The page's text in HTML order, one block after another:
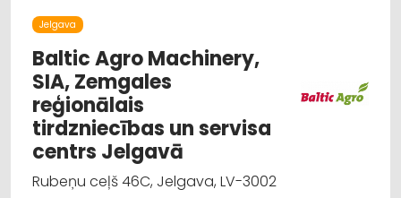
Jelgava
Baltic Agro Machinery,
SIA, Zemgales
reģionālais
tirdzniecības un servisa
centrs Jelgavā
Rubeņu ceļš 46C, Jelgava, LV-3002